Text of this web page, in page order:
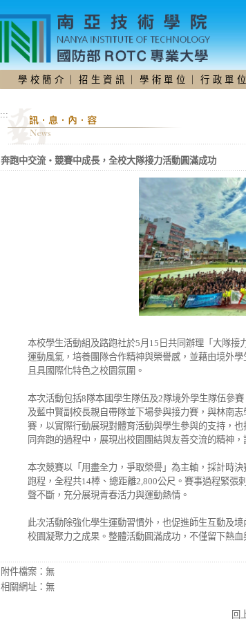
學 校 簡 介 招 生 資 訊 學 術 單 位 ｜行 政 單 位
:::
奔跑中交流・競賽中成長，全校大隊接力活動圓滿成功
本校學生活動組及路跑社於5月15日共同辦理「大隊
運動風氣，培養團隊合作精神與榮譽感，並藉由境外
且具國際化特色之校園氛圍。
本次活動包括8隊本國學生隊伍及2隊境外學生隊伍參
及藍中賢副校長親自帶隊並下場參與接力賽，與林南
賽，以實際行動展現對體育活動與學生參與的支持，
同奔跑的過程中，展現出校園團結與友善交流的精神，
本次競賽以「用盡全力，爭取榮譽」為主軸，採計時
跑程，全程共14棒、總距離2,800公尺。賽事過程緊
聲不斷，充分展現青春活力與運動熱情。
此次活動除強化學生運動習慣外，也促進師生互動及
校園凝聚力之成果。整體活動圓滿成功，不僅留下熱
附件檔案： 無
相關網址： 無
回